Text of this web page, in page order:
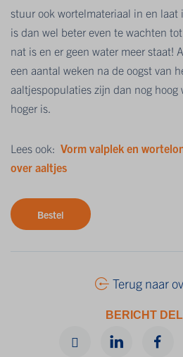
stuur ook wortelmateriaal in en
is dan wel beter even te wachten
nat is en er geen water meer staat!
een aantal weken na de oogst van
aaltjespopulaties zijn dan nog hoog
hoger is.
Lees ook: Vorm valplek en
over aaltjes
Bestel
Terug naar
BERICHT